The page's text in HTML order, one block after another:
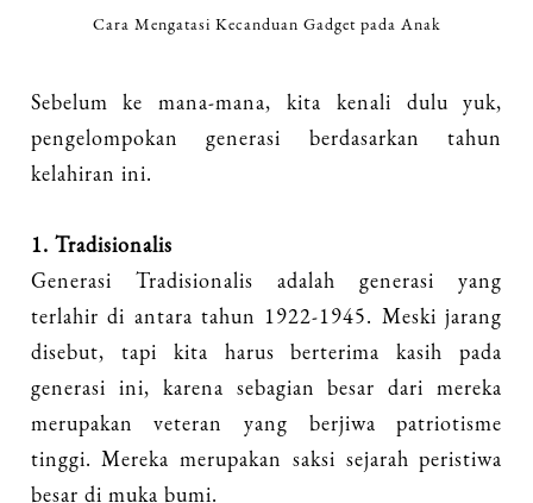
Cara Mengatasi Kecanduan Gadget pada Anak
Sebelum ke mana-mana, kita kenali dulu yuk,
pengelompokan generasi berdasarkan tahun
kelahiran ini.
1. Tradisionalis
Generasi Tradisionalis adalah generasi yang
terlahir di antara tahun 1922-1945. Meski jarang
disebut, tapi kita harus berterima kasih pada
generasi ini, karena sebagian besar dari mereka
merupakan veteran yang berjiwa patriotisme
tinggi. Mereka merupakan saksi sejarah peristiwa
besar di muka bumi.